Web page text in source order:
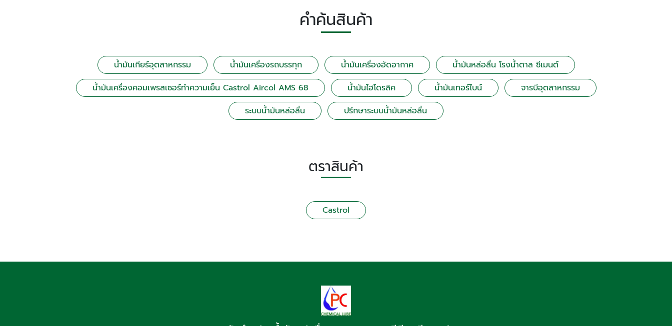
คำค้นสินค้า
น้ำมันเกียร์อุตสาหกรรม น้ำมันเครื่องรถบรรทุก น้ำมันเครื่องอัดอากาศ
น้ำมันหล่อลื่น โรงน้ำตาล ซีเมนต์
น้ำมันเครื่องคอมเพรสเซอร์ทำความเย็น Castrol Aircol AMS 68
น้ำมันไฮโดรลิค น้ำมันเทอร์ไบน์
จารบีอุตสาหกรรม
ระบบน้ำมันหล่อลื่น
ปรึกษาระบบน้ำมันหล่อลื่น
ตราสินค้า
Castrol